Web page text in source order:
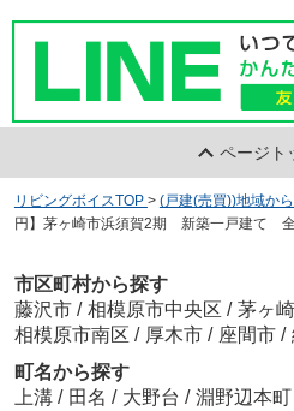
ページト
リビングボイスTOP > (戸建(売買))地域か
円】茅ヶ崎市浜須賀2期 新築一戸建て
市区町村から探す
藤沢市 / 相模原市中央区 / 茅ヶ
相模原市南区 / 厚木市 / 座間市 /
町名から探す
上溝 / 田名 / 大野台 / 淵野辺本町